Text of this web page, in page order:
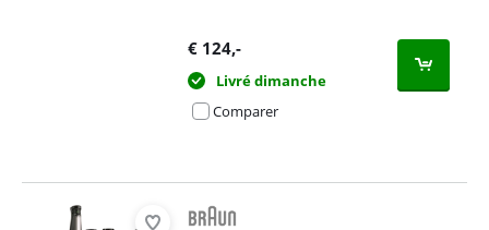
€ 124,-
Livré dimanche
Comparer